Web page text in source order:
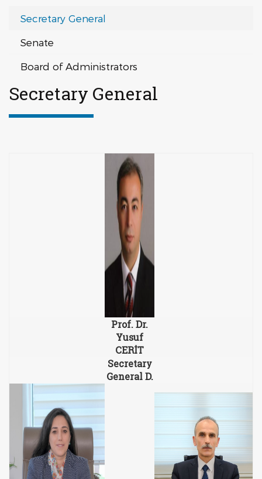
Secretary General
Senate
Board of Administrators
Secretary General
Prof. Dr.
Yusuf
CERİT
Secretary
General D.